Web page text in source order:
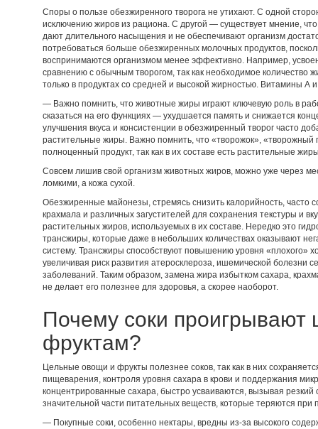
Споры о пользе обезжиренного творога не утихают. С одной
исключению жиров из рациона. С другой — существует мнение,
дают длительного насыщения и не обеспечивают организм
потребоваться больше обезжиренных молочных продуктов,
воспринимаются организмом менее эффективно. Например,
сравнению с обычным творогом, так как необходимое количество
только в продуктах со средней и высокой жирностью. Витамины А
— Важно помнить, что животные жиры играют ключевую роль в
сказаться на его функциях — ухудшается память и снижается
улучшения вкуса и консистенции в обезжиренный творог часто
растительные жиры. Важно помнить, что «творожок»,
полноценный продукт, так как в их составе есть растительные
Совсем лишив свой организм животных жиров, можно уже через
ломкими, а кожа сухой.
Обезжиренные майонезы, стремясь снизить калорийность, часто
крахмала и различных загустителей для сохранения текстуры и
растительных жиров, используемых в их составе. Нередко это
трансжиры, которые даже в небольших количествах оказывают
систему. Трансжиры способствуют повышению уровня «плохого»
увеличивая риск развития атеросклероза, ишемической болезни
заболеваний. Таким образом, замена жира избытком сахара,
не делает его полезнее для здоровья, а скорее наоборот.
Почему соки проигрывают
фруктам?
Цельные овощи и фрукты полезнее соков, так как в них
пищеварения, контроля уровня сахара в крови и поддержания
концентрированные сахара, быстро усваиваются, вызывая резкий
значительной части питательных веществ, которые теряются при
— Покупные соки, особенно нектары, вредны из-за высокого